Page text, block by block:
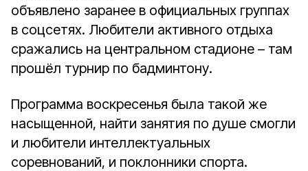
объявлено заранее в официальных группах
в соцсетях. Любители активного отдыха
сражались на центральном стадионе – там
прошёл турнир по бадминтону.
Программа воскресенья была такой же
насыщенной, найти занятия по душе смогли
и любители интеллектуальных
соревнований, и поклонники спорта.